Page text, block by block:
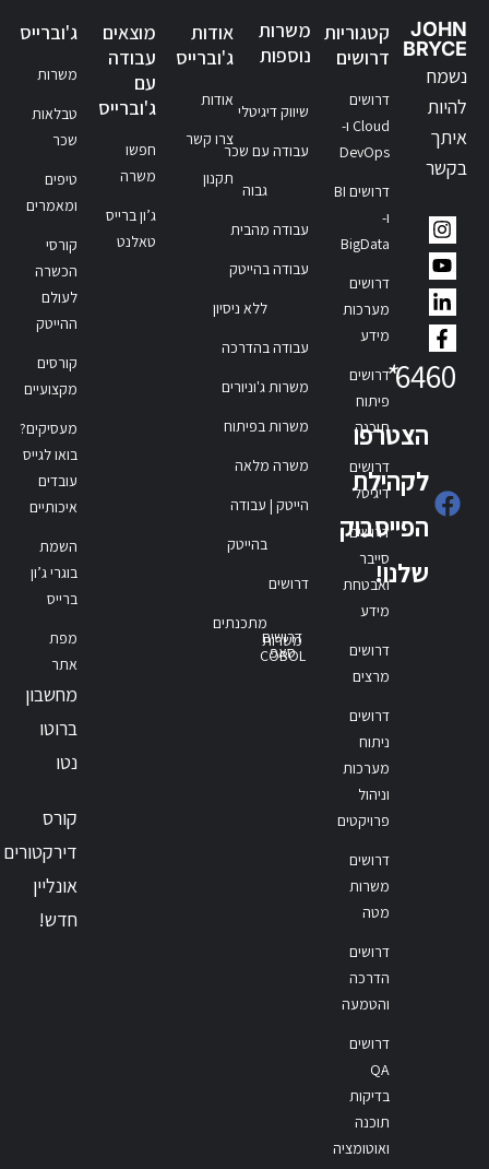
JOHN
BRYCE
נשמח
להיות
איתך
בקשר
6460
*
הצטרפו
לקהילת
הפייסבוק
שלנו!
קטגוריות
דרושים
דרושים
Cloud ו-
DevOps
דרושים BI
ו-
BigData
דרושים
מערכות
מידע
דרושים
פיתוח
תוכנה
דרושים
דיגיטל
דרושים
סייבר
ואבטחת
מידע
דרושים
מרצים
דרושים
ניתוח
מערכות
וניהול
פרויקטים
דרושים
משרות
מטה
דרושים
הדרכה
והטמעה
דרושים
QA
בדיקות
תוכנה
ואוטומציה
משרות
נוספות
שיווק דיגיטלי
עבודה עם שכר
גבוה
עבודה מהבית
עבודה בהייטק
ללא ניסיון
עבודה בהדרכה
משרות ג'וניורים
משרות בפיתוח
משרה מלאה
הייטק | עבודה
בהייטק
דרושים
מתכנתים
דרושים
סאפ
משרות
COBOL
אודות
ג'וברייס
אודות
צרו קשר
תקנון
מוצאים
עבודה
עם
ג'וברייס
חפשו
משרה
ג’ון ברייס
טאלנט
ג'וברייס
משרות
טבלאות
שכר
טיפים
ומאמרים
קורסי
הכשרה
לעולם
ההייטק
קורסים
מקצועיים
מעסיקים?
בואו לגייס
עובדים
איכותיים
השמת
בוגרי ג’ון
ברייס
מפת
אתר
מחשבון
ברוטו
נטו
קורס
דירקטורים
אונליין
חדש!